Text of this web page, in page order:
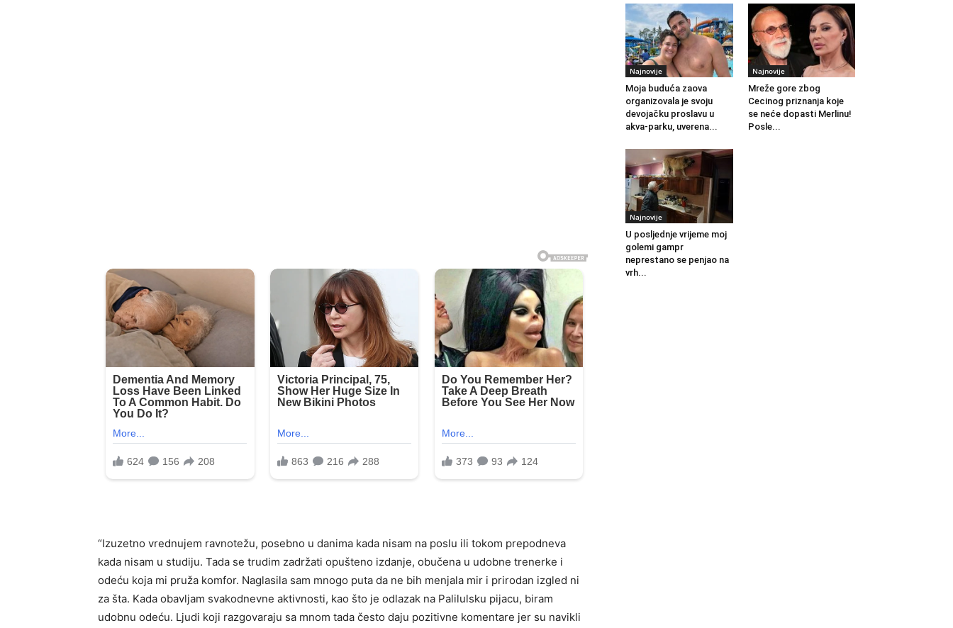
“Izuzetno vrednujem ravnotežu, posebno u danima kada nisam na poslu ili tokom prepodneva
kada nisam u studiju. Tada se trudim zadržati opušteno izdanje, obučena u udobne trenerke i
odeću koja mi pruža komfor. Naglasila sam mnogo puta da ne bih menjala mir i prirodan izgled ni
za šta. Kada obavljam svakodnevne aktivnosti, kao što je odlazak na Palilulsku pijacu, biram
udobnu odeću. Ljudi koji razgovaraju sa mnom tada često daju pozitivne komentare jer su navikli
Najnovije
Moja buduća zaova
organizovala je svoju
devojačku proslavu u
akva-parku, uverena...
Najnovije
Mreže gore zbog
Cecinog priznanja koje
se neće dopasti Merlinu!
Posle...
Najnovije
U posljednje vrijeme moj
golemi gampr
neprestano se penjao na
vrh...